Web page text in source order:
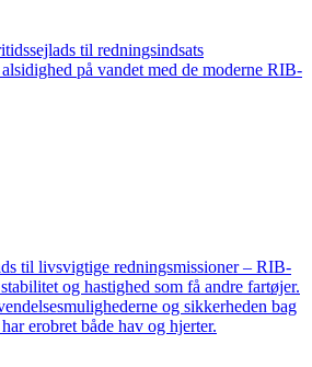
til redningsindsats
på vandet med de moderne RIB-
til livsvigtige redningsmissioner – RIB-
og hastighed som få andre fartøjer.
og sikkerheden bag
erobret både hav og hjerter.